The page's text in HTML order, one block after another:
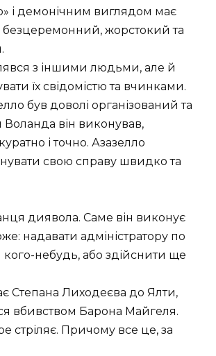
і демонічним виглядом має
безцеремонний, жорстокий та
з іншими людьми, але й
їх свідомістю та вчинками.
був доволі організований та
Воланда він виконував,
і точно. Азазелло
свою справу швидко та
диявола. Саме він виконує
надавати адміністратору по
небудь, або здійснити ще
Степана Лиходеєва до Ялти,
вбивством Барона Майгеля.
стріляє. Причому все це, за